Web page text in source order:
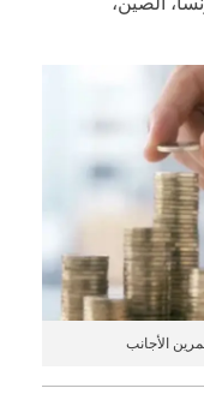
الأجانب